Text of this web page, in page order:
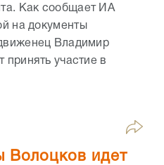
Как сообщает ИА
на документы
Владимир
принять участие в
Волоцков идет